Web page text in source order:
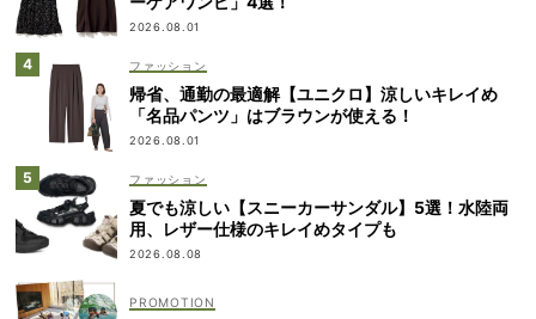
2026.08.01
ファッション
帰省、通勤の最適解【ユニクロ】涼しいキレイめ
「名品パンツ」はブラウンが使える！
2026.08.01
ファッション
夏でも涼しい【スニーカーサンダル】5選！水陸両
用、レザー仕様のキレイめタイプも
2026.08.08